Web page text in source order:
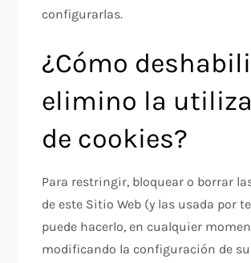
configurarlas.
¿Cómo
elimino la
de cookies?
Para restringir, bloquear o borrar
de este Sitio Web (y las usada por
puede hacerlo, en cualquier
modificando la configuración de su